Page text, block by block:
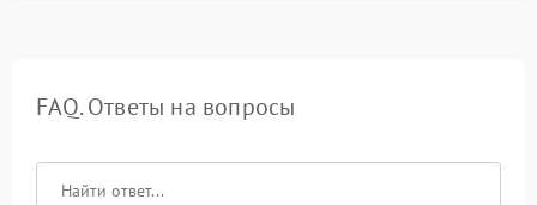
FAQ. Ответы на вопросы